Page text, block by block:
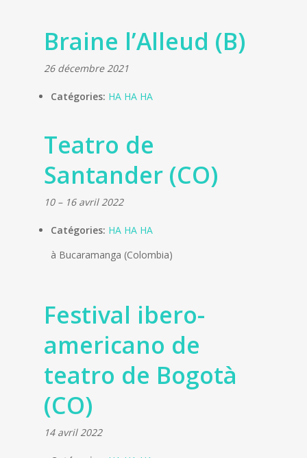
Braine l’Alleud (B)
26 décembre 2021
Catégories: HA HA HA
Teatro de
Santander (CO)
10– 16 avril 2022
Catégories: HA HA HA
à Bucaramanga (Colombia)
Festival ibero-
americano de
teatro de Bogotà
(CO)
14 avril 2022